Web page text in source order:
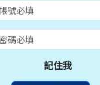
記住我